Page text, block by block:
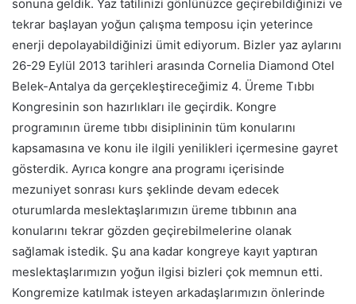
sonuna geldik. Yaz tatilinizi gönlünüzce geçirebildiğinizi ve
tekrar başlayan yoğun çalışma temposu için yeterince
enerji depolayabildiğinizi ümit ediyorum. Bizler yaz aylarını
26-29 Eylül 2013 tarihleri arasında Cornelia Diamond Otel
Belek-Antalya da gerçekleştireceğimiz 4. Üreme Tıbbı
Kongresinin son hazırlıkları ile geçirdik. Kongre
programının üreme tıbbı disiplininin tüm konularını
kapsamasına ve konu ile ilgili yenilikleri içermesine gayret
gösterdik. Ayrıca kongre ana programı içerisinde
mezuniyet sonrası kurs şeklinde devam edecek
oturumlarda meslektaşlarımızın üreme tıbbının ana
konularını tekrar gözden geçirebilmelerine olanak
sağlamak istedik. Şu ana kadar kongreye kayıt yaptıran
meslektaşlarımızın yoğun ilgisi bizleri çok memnun etti.
Kongremize katılmak isteyen arkadaşlarımızın önlerinde